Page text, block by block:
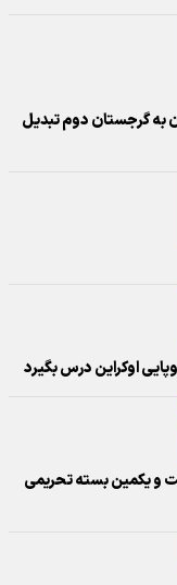
به گرجستان دوم تبدیل
اوکراین درس بگیرد
و یکمین بسته تحریمی